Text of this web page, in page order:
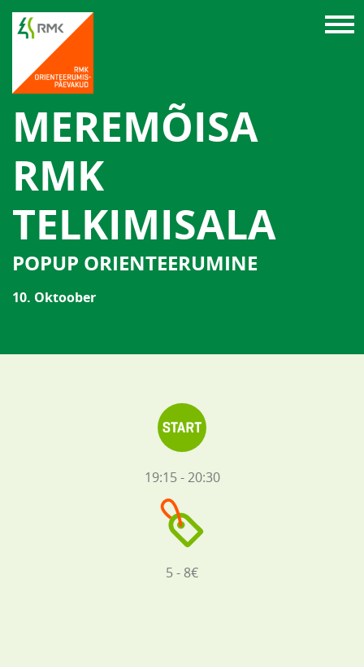
MEREMÕISA
RMK
TELKIMISALA
POPUP ORIENTEERUMINE
10. Oktoober
19:15 - 20:30
5 - 8€